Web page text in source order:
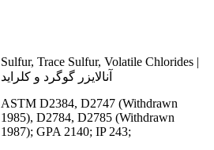
Sulfur, Trace Sulfur, Volatile Chlorides |
آنالایزر گوگرد و کلراید
ASTM D2384, D2747 (Withdrawn
1985), D2784, D2785 (Withdrawn
1987); GPA 2140; IP 243;